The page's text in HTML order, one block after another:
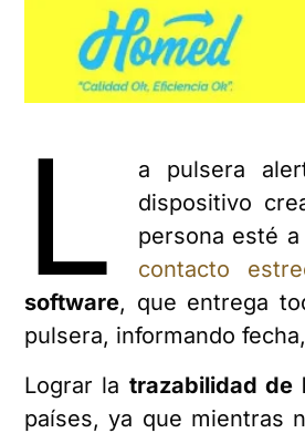
L
a pulsera
dispositivo
persona esté
contacto
software, que entrega
pulsera, informando
Lograr la trazabilidad de
países, ya que mientras